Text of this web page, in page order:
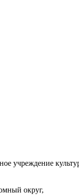
учреждение
округ,